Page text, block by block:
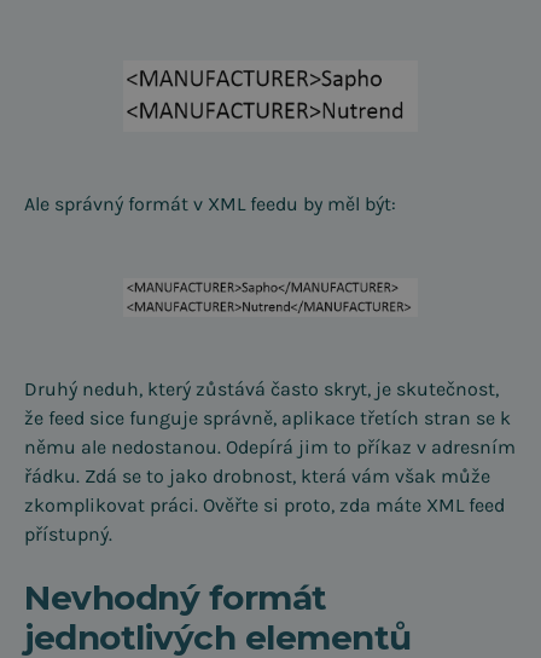
Ale správný formát v XML feedu by měl být:
Druhý neduh, který zůstává často skryt, je skutečnost,
že feed sice funguje správně, aplikace třetích stran se k
němu ale nedostanou. Odepírá jim to příkaz v adresním
řádku. Zdá se to jako drobnost, která vám však může
zkomplikovat práci. Ověřte si proto, zda máte XML feed
přístupný.
Nevhodný formát
jednotlivých elementů